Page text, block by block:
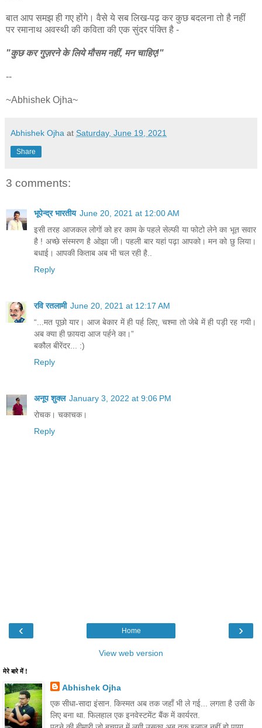
बात आप समझ ही गए होंगे। वैसे ये सब लिख-पढ़ कर कुछ बदलना तो है नहीं
पर रमानाथ अवस्थी की कविता की एक सुंदर पंक्ति है -
"कुछ कर गुज़रने के लिये मौसम नहीं, मन चाहिए!"
--
~Abhishek Ojha~
Abhishek Ojha at Saturday, June 19, 2021
Share
3 comments:
भूपेन्द्र भारतीय June 20, 2021 at 12:00 AM
इसी तरह आजकल लोगों को हर काम के पहले सेल्फी या फोटो लेने का भूत सवार
है ! अच्छे संस्मरण है ओझा जी। पहली बार यहां पढ़ा आपको। मन को छु लिया।
बधाई। आपकी किताब अब भी चल रही है..
Reply
रवि रतलामी June 20, 2021 at 12:17 AM
“...मत पूछो यार। आज बेकार में ही पर्ह लिए, चश्मा तो जेबे में ही पड़ी रह गयी।
अब क्या ही फ़ायदा आज पर्हने का।”
बकौल बीरेंदर... :)
Reply
अनूप शुक्ल January 3, 2022 at 9:06 PM
रोचक। चकाचक।
Reply
‹ ›
Home
View web version
मेरे बारे में !
Abhishek Ojha
एक सीधा-सादा इंसान. किस्मत अब तक जहाँ भी ले गई... लगता है उसी के
लिए बना था. फिलहाल एक इनवेस्टमेंट बैंक में कार्यरत.